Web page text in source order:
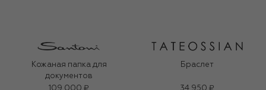
Кожаная папка для
документов
Браслет